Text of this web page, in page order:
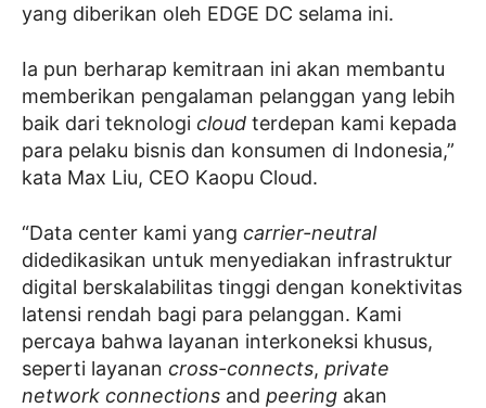
yang diberikan oleh EDGE DC selama ini.
Ia pun berharap kemitraan ini akan membantu
memberikan pengalaman pelanggan yang lebih
baik dari teknologi cloud terdepan kami kepada
para pelaku bisnis dan konsumen di Indonesia,”
kata Max Liu, CEO Kaopu Cloud.
“Data center kami yang carrier-neutral
didedikasikan untuk menyediakan infrastruktur
digital berskalabilitas tinggi dengan konektivitas
latensi rendah bagi para pelanggan. Kami
percaya bahwa layanan interkoneksi khusus,
seperti layanan cross-connects, private
network connections and peering akan